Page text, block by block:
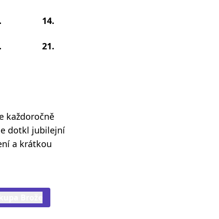
14.
21.
každoročně
dotkl jubilejní
a krátkou